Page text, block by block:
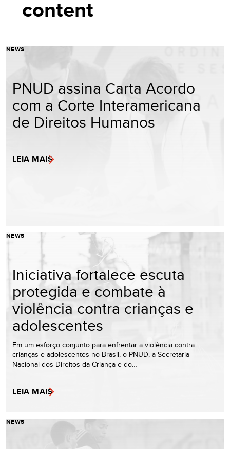
content
NEWS
PNUD assina Carta Acordo
com a Corte Interamericana
de Direitos Humanos
LEIA MAIS
NEWS
Iniciativa fortalece escuta
protegida e combate à
violência contra crianças e
adolescentes
Em um esforço conjunto para enfrentar a violência contra
crianças e adolescentes no Brasil, o PNUD, a Secretaria
Nacional dos Direitos da Criança e do…
LEIA MAIS
NEWS